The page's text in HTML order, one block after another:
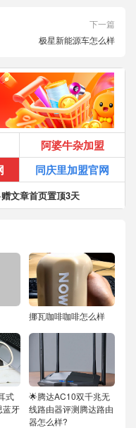
下一篇
极星新能源车怎么样
阿婆牛杂加盟
同庆里加盟官网
文章首页置顶3天
挪瓦咖啡咖啡怎么样
式
蓝牙
🌟腾达AC10双千兆无
线路由器评测腾达路由
器怎么样?